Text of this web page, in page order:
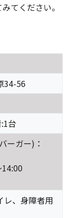
てください。
34-56
台
ーガー)：
レ、身障者用